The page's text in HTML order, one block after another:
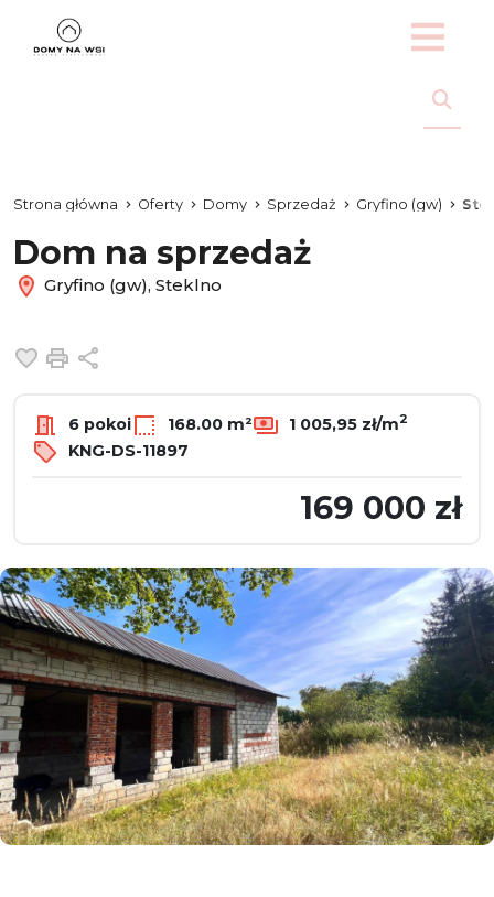
Strona główna Oferty Domy Sprzedaż Gryfino (gw)
Dom na sprzedaż
Gryfino (gw), Steklno
Dodaj do ulubionych
Drukuj
6 pokoi 168.00 m² 1 005,95 zł/m2
KNG-DS-11897
169 000 zł